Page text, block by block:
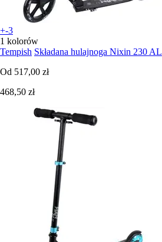
+-3
1 kolorów
Tempish Składana hulajnoga Nixin 230 AL
Od 517,00 zł
468,50 zł